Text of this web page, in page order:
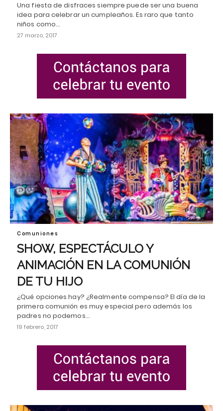
Una fiesta de disfraces siempre puede ser una buena
idea para celebrar un cumpleaños. Es raro que tanto
niños como…
27 marzo, 2017
Comuniones
SHOW, ESPECTÁCULO Y
ANIMACIÓN EN LA COMUNIÓN
DE TU HIJO
¿Qué opciones hay? ¿Realmente compensa? El día de la
primera comunión es muy especial pero además los
padres no podemos…
19 febrero, 2017